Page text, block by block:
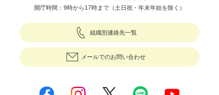
開庁時間：9時から17時まで（土日祝・年末年始を除く）
組織別連絡先一覧
メールでのお問い合わせ